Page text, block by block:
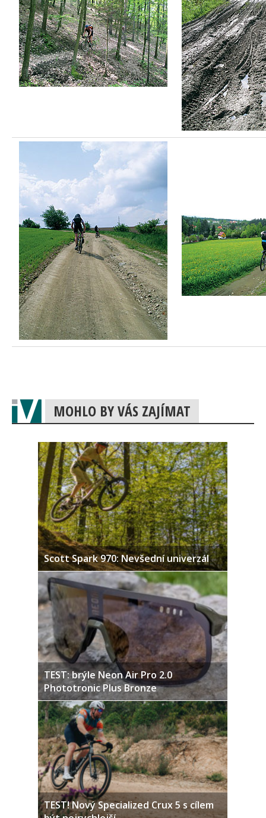
MOHLO BY VÁS ZAJÍMAT
Scott Spark 970: Nevšední univerzál
TEST: brýle Neon Air Pro 2.0
Phototronic Plus Bronze
TEST! Nový Specialized Crux 5 s cílem